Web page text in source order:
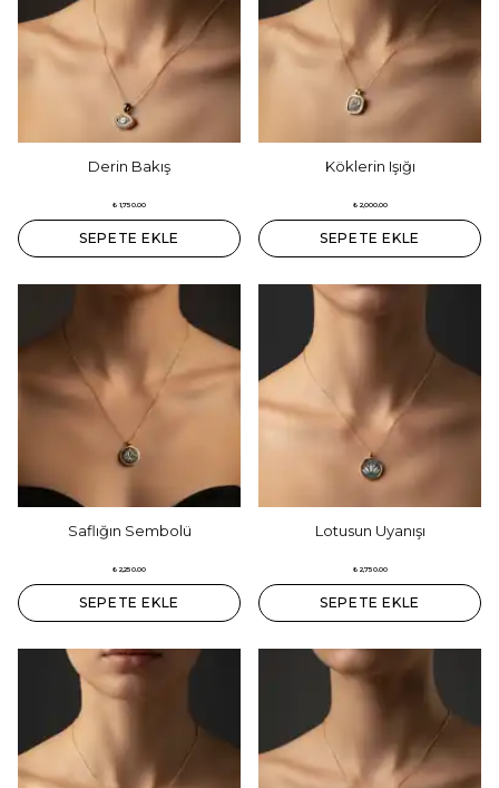
Derin Bakış
₺ 1,750.00
SEPETE EKLE
Köklerin Işığı
₺ 2,000.00
SEPETE EKLE
Saflığın Sembolü
₺ 2,250.00
SEPETE EKLE
Lotusun Uyanışı
₺ 2,750.00
SEPETE EKLE